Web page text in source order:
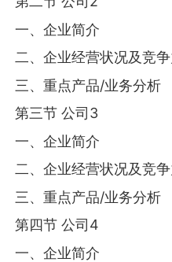
一、企业简介
二、企业经营状况及竞
三、重点产品/业务分析
第三节 公司3
一、企业简介
二、企业经营状况及竞
三、重点产品/业务分析
第四节 公司4
一、企业简介